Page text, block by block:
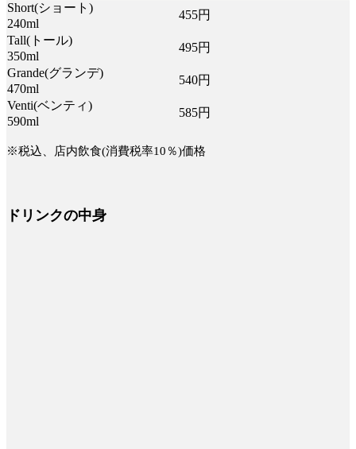
Short(ショート)
240ml
455円
Tall(トール)
350ml
495円
Grande(グランデ)
470ml
540円
Venti(ベンティ)
590ml
585円
※税込、店内飲食(消費税率10％)価格
ドリンクの中身